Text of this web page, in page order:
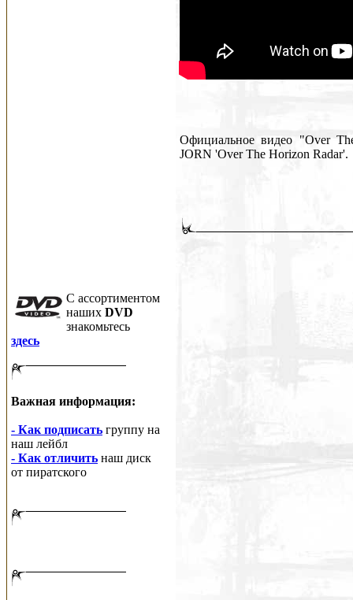
C ассортиментом
наших DVD
знакомьтесь
здесь
Важная информация:
- Как подписать группу на
наш лейбл
- Как отличить наш диск
от пиратского
Официальное видео "Over
JORN 'Over The Horizon Radar'.